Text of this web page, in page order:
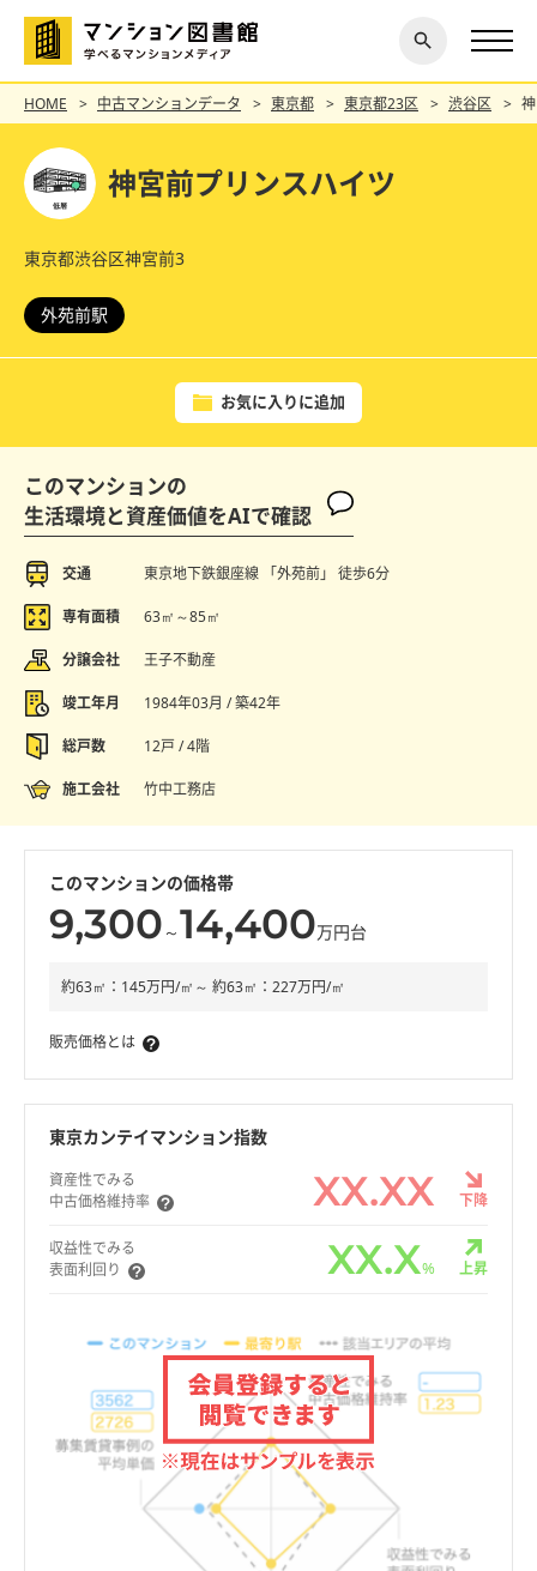
探す
閉じ
る
HOME 中古マンションデータ 東京都 東京都23区 渋谷区
神宮前プリンスハイツ
東京都渋谷区神宮前3
外苑前駅
お気に入りに追加
このマンションの
生活環境と資産価値をAIで確認
交通 東京地下鉄銀座線 「外苑前」 徒歩6分
専有面積 63㎡～85㎡
分譲会社 王子不動産
竣工年月 1984年03月 / 築42年
総戸数 12戸 / 4階
施工会社 竹中工務店
このマンションの価格帯
9,300 ～14,400万円台
約63㎡：145万円/㎡～ 約63㎡：227万円/㎡
販売価格とは
東京カンテイマンション指数
資産性でみる
中古価格維持率
XX.XX 下降
収益性でみる
表面利回り
XX.X% 上昇